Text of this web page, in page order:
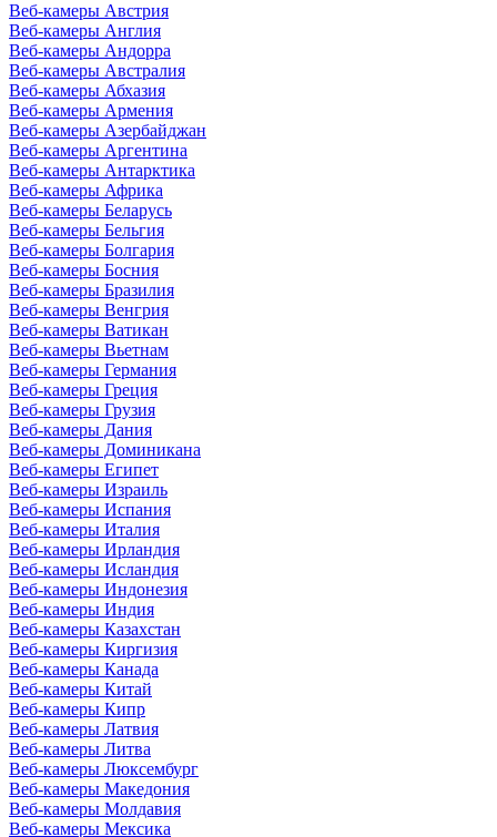
Веб-камеры Австрия
Веб-камеры Англия
Веб-камеры Андорра
Веб-камеры Австралия
Веб-камеры Абхазия
Веб-камеры Армения
Веб-камеры Азербайджан
Веб-камеры Аргентина
Веб-камеры Антарктика
Веб-камеры Африка
Веб-камеры Беларусь
Веб-камеры Бельгия
Веб-камеры Болгария
Веб-камеры Босния
Веб-камеры Бразилия
Веб-камеры Венгрия
Веб-камеры Ватикан
Веб-камеры Вьетнам
Веб-камеры Германия
Веб-камеры Греция
Веб-камеры Грузия
Веб-камеры Дания
Веб-камеры Доминикана
Веб-камеры Египет
Веб-камеры Израиль
Веб-камеры Испания
Веб-камеры Италия
Веб-камеры Ирландия
Веб-камеры Исландия
Веб-камеры Индонезия
Веб-камеры Индия
Веб-камеры Казахстан
Веб-камеры Киргизия
Веб-камеры Канада
Веб-камеры Китай
Веб-камеры Кипр
Веб-камеры Латвия
Веб-камеры Литва
Веб-камеры Люксембург
Веб-камеры Македония
Веб-камеры Молдавия
Веб-камеры Мексика